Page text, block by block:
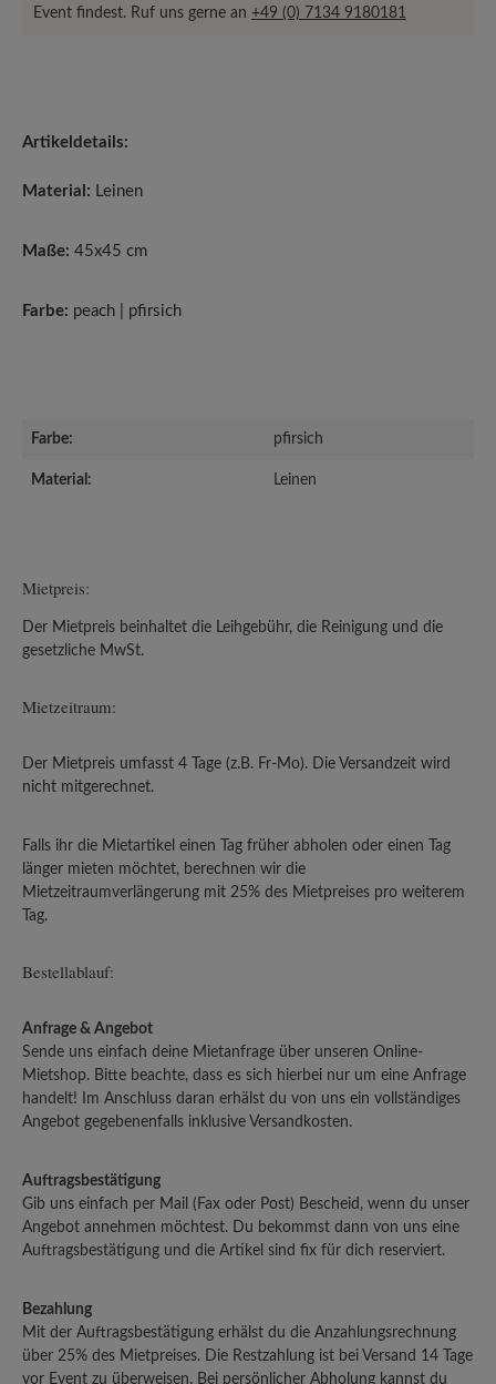
Event findest. Ruf uns gerne an +49 (0) 7134 9180181
Artikeldetails:
Material: Leinen
Maße: 45x45 cm
Farbe: peach | pfirsich
Farbe: pfirsich
Material: Leinen
Mietpreis:
Der Mietpreis beinhaltet die Leihgebühr, die Reinigung und die
gesetzliche MwSt.
Mietzeitraum:
Der Mietpreis umfasst 4 Tage (z.B. Fr-Mo). Die Versandzeit wird
nicht mitgerechnet.
Falls ihr die Mietartikel einen Tag früher abholen oder einen Tag
länger mieten möchtet, berechnen wir die
Mietzeitraumverlängerung mit 25% des Mietpreises pro weiterem
Tag.
Bestellablauf:
Anfrage & Angebot
Sende uns einfach deine Mietanfrage über unseren Online-
Mietshop. Bitte beachte, dass es sich hierbei nur um eine Anfrage
handelt! Im Anschluss daran erhälst du von uns ein vollständiges
Angebot gegebenenfalls inklusive Versandkosten.
Auftragsbestätigung
Gib uns einfach per Mail (Fax oder Post) Bescheid, wenn du unser
Angebot annehmen möchtest. Du bekommst dann von uns eine
Auftragsbestätigung und die Artikel sind fix für dich reserviert.
Bezahlung
Mit der Auftragsbestätigung erhälst du die Anzahlungsrechnung
über 25% des Mietpreises. Die Restzahlung ist bei Versand 14 Tage
vor Event zu überweisen. Bei persönlicher Abholung kannst du